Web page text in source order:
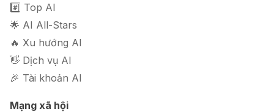
#️⃣ Top AI
🌟 AI All-Stars
🔥 Xu hướng AI
👋 Dịch vụ AI
🎉 Tài khoản AI
Mạng xã hội